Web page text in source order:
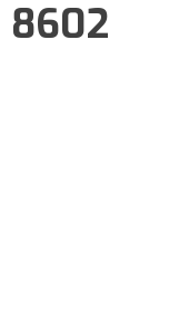
8602